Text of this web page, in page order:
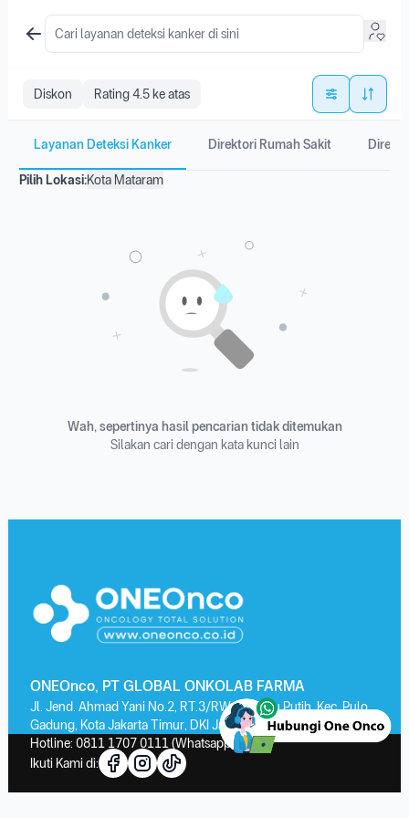
Diskon Rating 4.5 ke atas
Layanan Deteksi Kanker Direktori Rumah Sakit
Pilih Lokasi:Kota Mataram
Wah, sepertinya hasil pencarian tidak ditemukan
Silakan cari dengan kata kunci lain
ONEOnco, PT GLOBAL ONKOLAB FARMA
Jl. Jend. Ahmad Yani No.2, RT.3/RW.13, Kayu Putih, Kec. Pulo
Gadung, Kota Jakarta Timur, DKI Jakarta 13210
Hotline: 0811 1707 0111 (Whatsapp)
Ikuti Kami di: